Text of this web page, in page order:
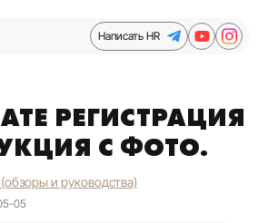
Написать HR
РЕГИСТРАЦИЯ
С ФОТО.
и руководства)
05